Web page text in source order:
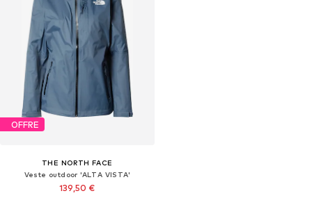
OFFRE
THE NORTH FACE
Veste outdoor 'ALTA VISTA'
139,50 €